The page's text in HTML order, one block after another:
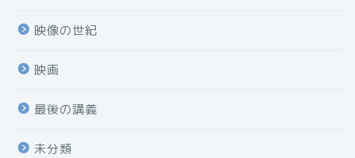
映像の世紀
映画
最後の講義
未分類